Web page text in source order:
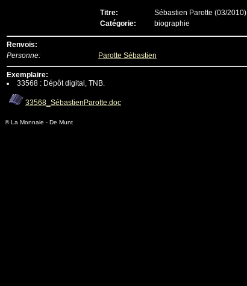
Titre: Sébastien Parotte (03/2010)
Catégorie:
biographie
Renvois:
Personne:
Parotte Sébastien
Exemplaire:
33568 : Dépôt digital, TNB.
33568_SébastienParotte.doc
© La Monnaie - De Munt